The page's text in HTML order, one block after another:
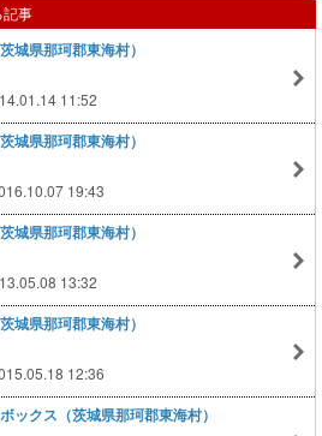
記事
県那珂郡東海村）
11:52
県那珂郡東海村）
19:43
県那珂郡東海村）
13:32
県那珂郡東海村）
12:36
クス（茨城県那珂郡東海村）